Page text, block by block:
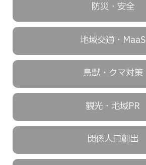
防災・安全
地域交通・MaaS
鳥獣・クマ対策
観光・地域PR
関係人口創出